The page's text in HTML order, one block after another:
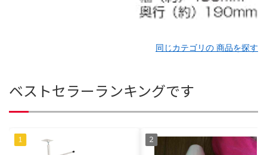
同じカテゴリの 商品を探す
ベストセラーランキングです